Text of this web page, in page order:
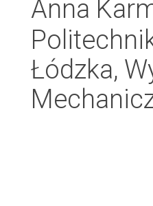
Anna
Łódzka,